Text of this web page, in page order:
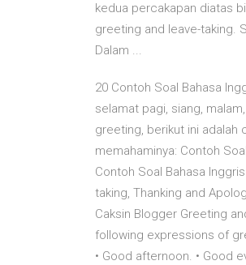
kedua percakapan diatas
greeting and leave-taking.
Dalam ...
20 Contoh Soal Bahasa
selamat pagi, siang,
greeting, berikut ini adalah
memahaminya: Contoh
Contoh Soal Bahasa
taking, Thanking and
Caksin Blogger Greeting
following expressions of
• Good afternoon. • Good